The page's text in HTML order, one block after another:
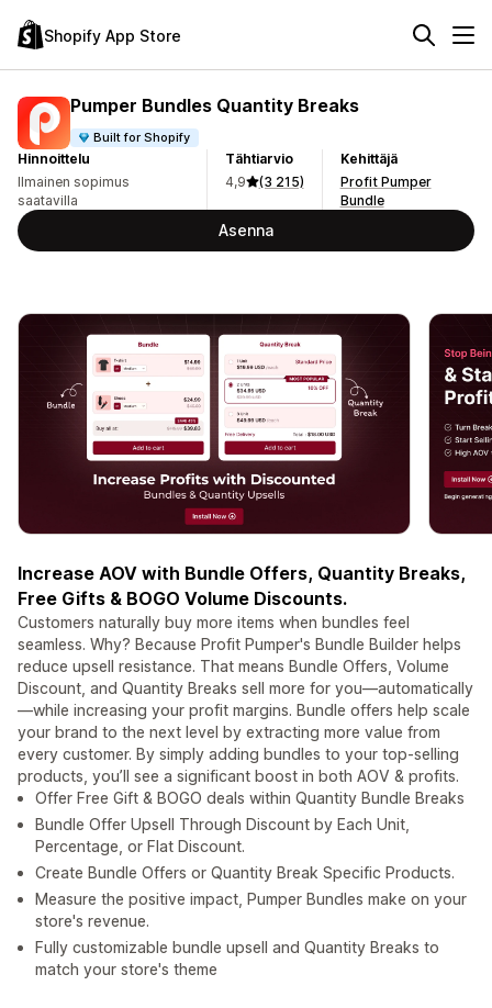
Shopify App Store
Pumper Bundles Quantity Breaks
Built for Shopify
Hinnoittelu
Ilmainen sopimus
saatavilla
Tähtiarvio
4,9
(3 215)
Kehittäjä
Profit Pumper
Bundle
Asenna
Increase AOV with Bundle Offers, Quantity Breaks,
Free Gifts & BOGO Volume Discounts.
Customers naturally buy more items when bundles feel
seamless. Why? Because Profit Pumper's Bundle Builder helps
reduce upsell resistance. That means Bundle Offers, Volume
Discount, and Quantity Breaks sell more for you—automatically
—while increasing your profit margins. Bundle offers help scale
your brand to the next level by extracting more value from
every customer. By simply adding bundles to your top-selling
products, you’ll see a significant boost in both AOV & profits.
Offer Free Gift & BOGO deals within Quantity Bundle Breaks
Bundle Offer Upsell Through Discount by Each Unit,
Percentage, or Flat Discount.
Create Bundle Offers or Quantity Break Specific Products.
Measure the positive impact, Pumper Bundles make on your
store's revenue.
Fully customizable bundle upsell and Quantity Breaks to
match your store's theme